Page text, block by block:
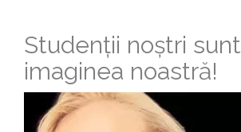
Studenții noștri sunt
imaginea noastră!